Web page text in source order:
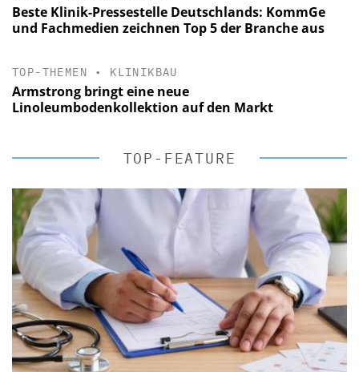
Beste Klinik-Pressestelle Deutschlands: KommGe
und Fachmedien zeichnen Top 5 der Branche aus
TOP-THEMEN • KLINIKBAU
Armstrong bringt eine neue
Linoleumbodenkollektion auf den Markt
TOP-FEATURE